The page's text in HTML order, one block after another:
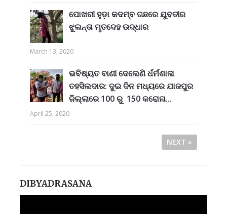
ପୋଖରୀ ହୁଡ଼ା କଦମ୍ବ ଗଛରେ ଯୁବତୀର
ଝୁଲନ୍ତା ମୃତଦେହ ଉଦ୍ଧାର
March 13, 2020
ଭବିଷ୍ୟତ ବାଣୀ ଦେଲେଣି ର୍ଧର୍ମଶାଳା
ତହସିଲଦାର: ଦୁଇ ଦିନ ମଧ୍ୟରେ ଯାଜପୁର
ଜିଲ୍ଲାରେ 100 ରୁ 150 କରୋନା...
April 25, 2020
NEXT »
DIBYADRASANA